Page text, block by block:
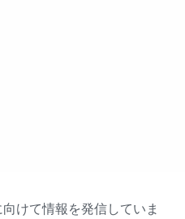
けて情報を発信していま